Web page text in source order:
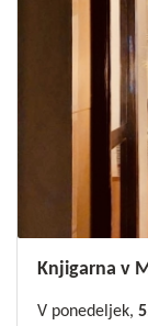
Knjigarna v
V ponedeljek,